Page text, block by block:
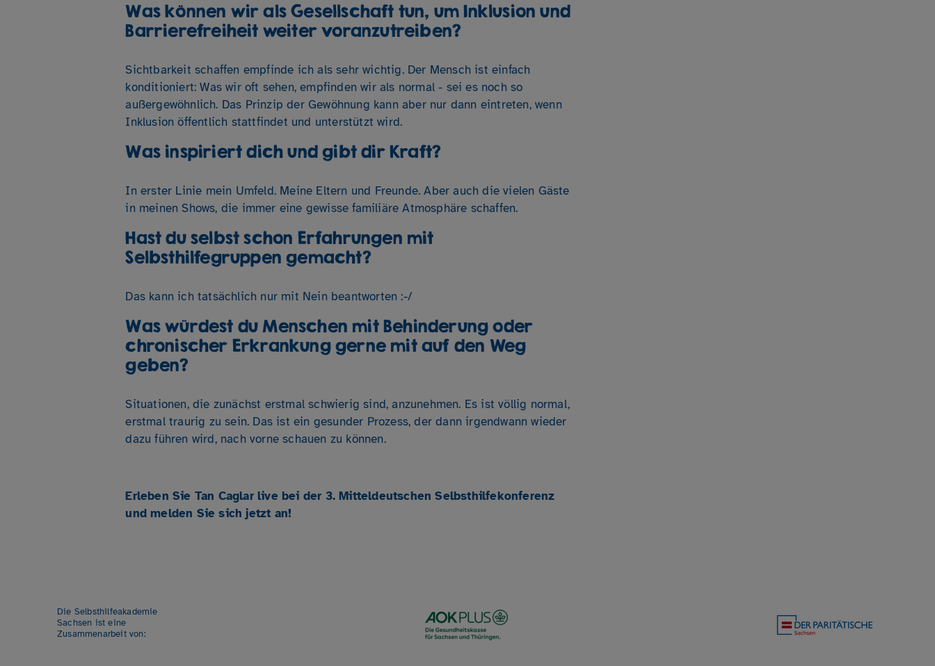
Was können wir als Gesellschaft tun, um Inklusion und
Barrierefreiheit weiter voranzutreiben?
Sichtbarkeit schaffen empfinde ich als sehr wichtig. Der Mensch ist einfach
konditioniert: Was wir oft sehen, empfinden wir als normal - sei es noch so
außergewöhnlich. Das Prinzip der Gewöhnung kann aber nur dann eintreten, wenn
Inklusion öffentlich stattfindet und unterstützt wird.
Was inspiriert dich und gibt dir Kraft?
In erster Linie mein Umfeld. Meine Eltern und Freunde. Aber auch die vielen Gäste
in meinen Shows, die immer eine gewisse familiäre Atmosphäre schaffen.
Hast du selbst schon Erfahrungen mit
Selbsthilfegruppen gemacht?
Das kann ich tatsächlich nur mit Nein beantworten :-/
Was würdest du Menschen mit Behinderung oder
chronischer Erkrankung gerne mit auf den Weg
geben?
Situationen, die zunächst erstmal schwierig sind, anzunehmen. Es ist völlig normal,
erstmal traurig zu sein. Das ist ein gesunder Prozess, der dann irgendwann wieder
dazu führen wird, nach vorne schauen zu können.
Erleben Sie Tan Caglar live bei der 3. Mitteldeutschen Selbsthilfekonferenz
und melden Sie sich jetzt an!
Die Selbsthilfeakademie
Sachsen ist eine
Zusammenarbeit von: